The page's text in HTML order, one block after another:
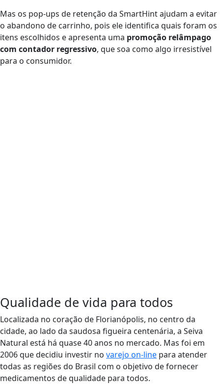
Mas os pop-ups de retenção da SmartHint ajudam a evitar
o abandono de carrinho, pois ele identifica quais foram os
itens escolhidos e apresenta uma promoção relâmpago
com contador regressivo, que soa como algo irresistível
para o consumidor.
Qualidade de vida para todos
Localizada no coração de Florianópolis, no centro da
cidade, ao lado da saudosa figueira centenária, a Seiva
Natural está há quase 40 anos no mercado. Mas foi em
2006 que decidiu investir no varejo on-line para atender
todas as regiões do Brasil com o objetivo de fornecer
medicamentos de qualidade para todos.